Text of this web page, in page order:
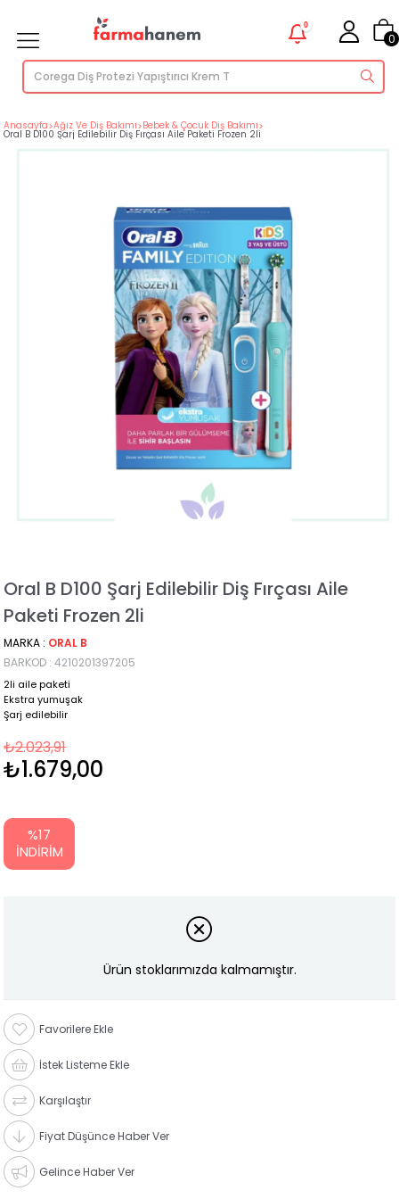
0
0
Anasayfa>Ağız Ve Diş Bakımı>Bebek & Çocuk Diş Bakımı>
Oral B D100 Şarj Edilebilir Diş Fırçası Aile Paketi Frozen 2li
Oral B D100 Şarj Edilebilir Diş Fırçası Aile
Paketi Frozen 2li
MARKA : ORAL B
BARKOD : 4210201397205
2li aile paketi
Ekstra yumuşak
Şarj edilebilir
₺2.023,91
₺1.679,00
%17
İNDIRIM
Ürün stoklarımızda kalmamıştır.
Favorilere Ekle
İstek Listeme Ekle
Karşılaştır
Fiyat Düşünce Haber Ver
Gelince Haber Ver